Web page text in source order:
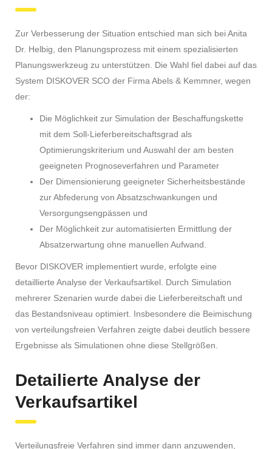
Zur Verbesserung der Situation entschied man sich bei Anita
Dr. Helbig, den Planungsprozess mit einem spezialisierten
Planungswerkzeug zu unterstützen. Die Wahl fiel dabei auf das
System DISKOVER SCO der Firma Abels & Kemmner, wegen
der:
Die Möglichkeit zur Simulation der Beschaffungskette
mit dem Soll-Lieferbereitschaftsgrad als
Optimierungskriterium und Auswahl der am besten
geeigneten Prognoseverfahren und Parameter
Der Dimensionierung geeigneter Sicherheitsbestände
zur Abfederung von Absatzschwankungen und
Versorgungsengpässen und
Der Möglichkeit zur automatisierten Ermittlung der
Absatzerwartung ohne manuellen Aufwand.
Bevor DISKOVER implementiert wurde, erfolgte eine
detaillierte Analyse der Verkaufsartikel. Durch Simulation
mehrerer Szenarien wurde dabei die Lieferbereitschaft und
das Bestandsniveau optimiert. Insbesondere die Beimischung
von verteilungsfreien Verfahren zeigte dabei deutlich bessere
Ergebnisse als Simulationen ohne diese Stellgrößen.
Detailierte Analyse der
Verkaufsartikel
Verteilungsfreie Verfahren sind immer dann anzuwenden,